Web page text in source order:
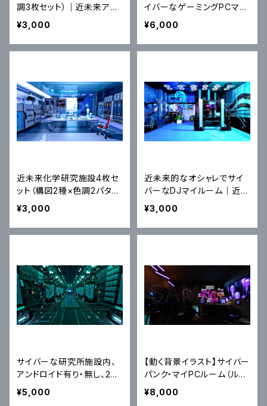
調3枚セット）｜近未来アニ
メ風イラスト素材
¥3,000
イバーなゲーミングPCマ
イ・ルーム（ループ映像MP
4、ダーク・ライト２パターン）
¥6,000
近未来化学研究施設4枚セ
ット（構図2種×色調2パター
ン計4枚）｜近未来アニメ風
イラスト素材
¥3,000
近未来的なオシャレでサイ
バーなDJマイルーム｜近未
来背景イラスト素材
¥3,000
サイバーな研究所施設内、
アンドロイド有り・無し、2種
×4色調別8枚セット｜近未
来背景イラスト素材
¥5,000
【動く背景イラスト】サイバー
パンク・マイPCルーム（ルー
プ映像MP4）
¥8,000